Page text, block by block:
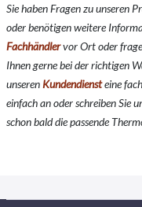
Sie haben Fragen zu unseren
oder benötigen weitere
Fachhändlervor Ort oder
Ihnen gerne bei der richtigen
unseren Kundendiensteine
einfach an oder schreiben Sie
schon bald die passende